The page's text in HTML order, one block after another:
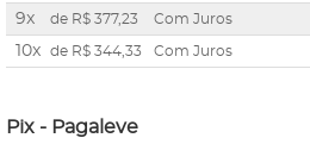
9x de R$ 377,23 Com Juros
10x de R$ 344,33 Com Juros
Pix - Pagaleve